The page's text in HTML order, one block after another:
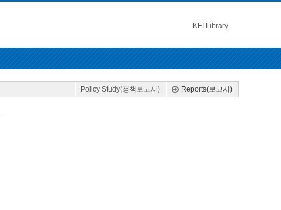
KEI Library
Policy Study(정책보고서) Reports(보고서)